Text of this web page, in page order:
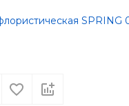
SPRING